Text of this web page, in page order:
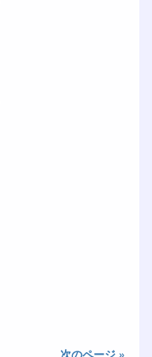
次のページ »